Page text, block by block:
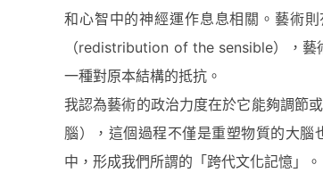
和心智中的神經運作息息相關。藝術
（redistribution of the sensible），藝
一種對原本結構的抵抗。
我認為藝術的政治力度在於它能夠調節
腦），這個過程不僅是重塑物質的大
中，形成我們所謂的「跨代文化記憶」。